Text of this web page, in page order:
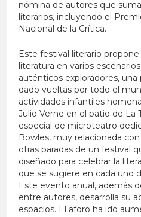
nómina de autores que
literarios, incluyendo el
Nacional de la Crítica.
Este festival literario
literatura en varios
auténticos exploradores,
dado vueltas por todo el
actividades infantiles
Julio Verne en el patio de La
especial de microteatro
Bowles, muy relacionada
otras paradas de un festival
diseñado para celebrar la
que se sugiere en cada uno
Este evento anual, además
entre autores, desarrolla su
espacios. El aforo ha ido